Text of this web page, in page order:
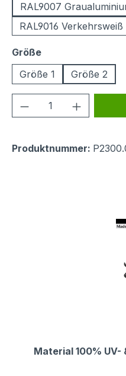
RAL9007
RAL9016 Verkehrsweiß
Größeauswählen
Größe 1
Größe 2
Produkt Anzahl:
Produktnummer:
Material 100%